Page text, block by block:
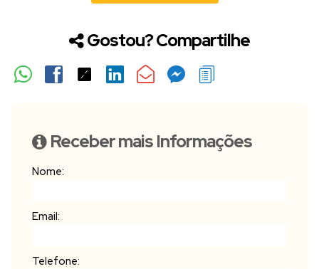
Gostou? Compartilhe
Receber mais Informações
Nome:
Email:
Telefone: